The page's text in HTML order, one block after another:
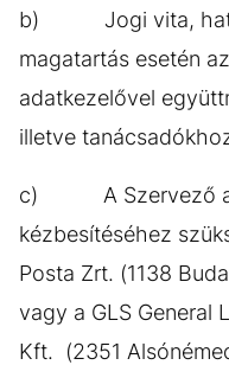
b) Jogi vita,
magatartás esetén
adatkezelővel
illetve
c) A Szervező a
kézbesítéséhez
Posta Zrt. (1138
vagy a GLS General
Kft. (2351